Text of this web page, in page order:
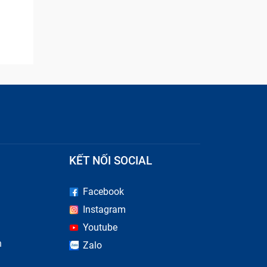
KẾT NỐI SOCIAL
Facebook
Instagram
Youtube
Zalo